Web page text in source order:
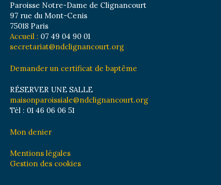
Paroisse Notre-Dame de Clignancourt
97 rue du Mont-Cenis
75018 Paris
Accueil : 07 49 04 90 01
secretariat@ndclignancourt.org
Demander un certificat de baptême
RÉSERVER UNE SALLE
maisonparoissiale@ndclignancourt.org
Tél : 01 46 06 06 51
Mon denier
Mentions légales
Gestion des cookies